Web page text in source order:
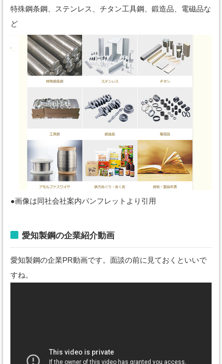
特殊鋼条鋼、ステンレス、チタン工具鋼、鍛造品、電磁品な
ど
●画像は同社会社案内パンフレットより引用
愛知製鋼の企業紹介動画
愛知製鋼の企業PR動画です。面談の前に見ておくといいで
すね。